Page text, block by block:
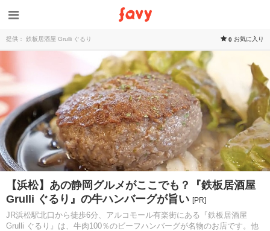
提供： 鉄板居酒屋 Grulli ぐるり 0 お気に入り
【浜松】あの静岡グルメがここでも？『鉄板居酒屋
Grulli ぐるり』の牛ハンバーグが旨い [PR]
JR浜松駅北口から徒歩6分、アルコモール有楽街にある『鉄板居酒屋
Grulli ぐるり』は、牛肉100％のビーフハンバーグが名物のお店です。他